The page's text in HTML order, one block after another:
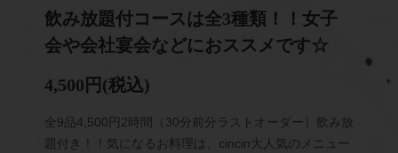
飲み放題付コースは全3種類！！女子
会や会社宴会などにおススメです☆
4,500円 (税込)
全9品4,500円2時間（30分前分ラストオーダー）飲み放
題付き！！気になるお料理は、cincin大人気のメニュー